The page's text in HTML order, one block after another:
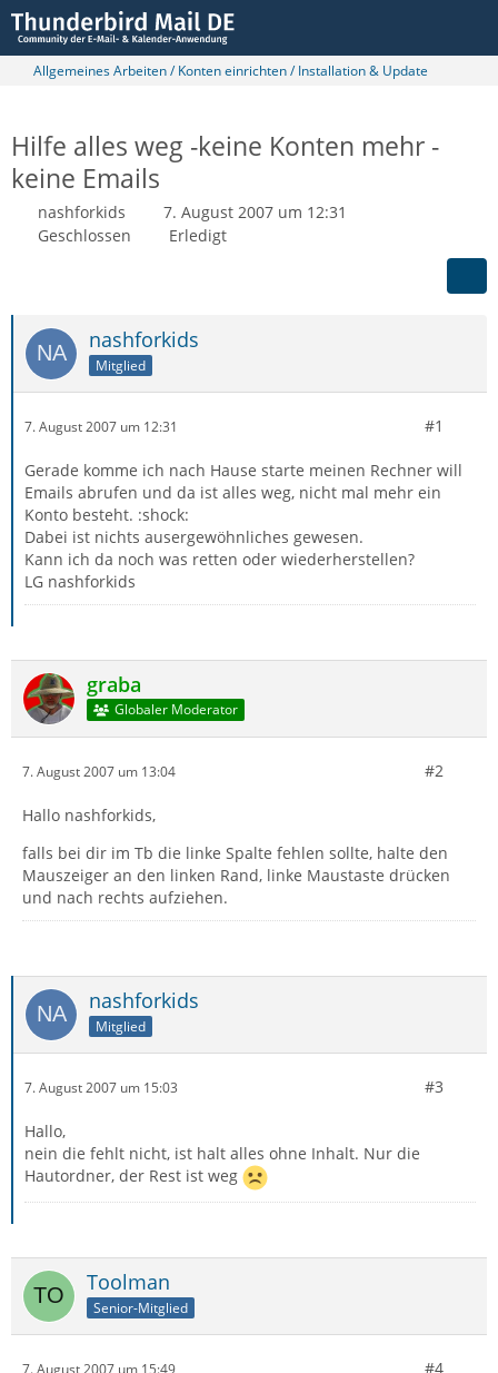
Allgemeines Arbeiten / Konten einrichten / Installation & Update
Hilfe alles weg -keine Konten mehr -
keine Emails
nashforkids
7. August 2007 um 12:31
Geschlossen
Erledigt
nashforkids
Mitglied
7. August 2007 um 12:31 #1
Gerade komme ich nach Hause starte meinen Rechner will
Emails abrufen und da ist alles weg, nicht mal mehr ein
Konto besteht. :shock:
Dabei ist nichts ausergewöhnliches gewesen.
Kann ich da noch was retten oder wiederherstellen?
LG nashforkids
graba
Globaler Moderator
7. August 2007 um 13:04 #2
Hallo nashforkids,
falls bei dir im Tb die linke Spalte fehlen sollte, halte den
Mauszeiger an den linken Rand, linke Maustaste drücken
und nach rechts aufziehen.
nashforkids
Mitglied
7. August 2007 um 15:03 #3
Hallo,
nein die fehlt nicht, ist halt alles ohne Inhalt. Nur die
Hautordner, der Rest ist weg
Toolman
Senior-Mitglied
7. August 2007 um 15:49 #4